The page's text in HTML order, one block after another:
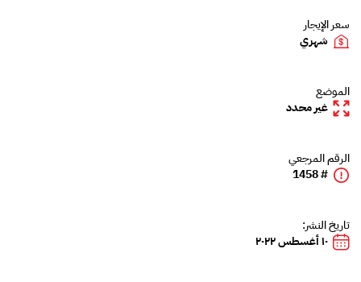
سعر الإيجار
شهري
الموضع
غير محدد
الرقم المرجعي
# 1458
تاريخ النشر:
١٠ أغسطس ٢٠٢٢